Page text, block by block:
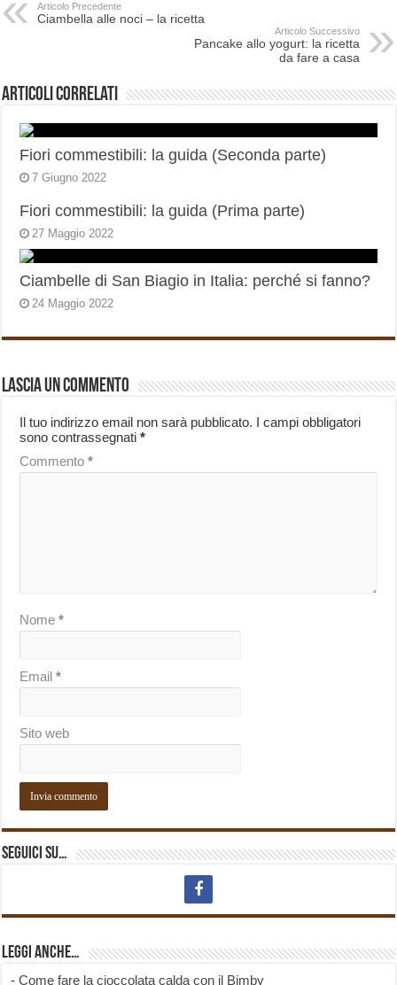
Articolo Precedente
Ciambella alle noci – la ricetta
Articolo Successivo
Pancake allo yogurt: la ricetta
da fare a casa
Articoli correlati
Fiori commestibili: la guida (Seconda parte)
7 Giugno 2022
Fiori commestibili: la guida (Prima parte)
27 Maggio 2022
Ciambelle di San Biagio in Italia: perché si fanno?
24 Maggio 2022
Lascia un commento
Il tuo indirizzo email non sarà pubblicato. I campi obbligatori
sono contrassegnati*
Commento*
Nome*
Email*
Sito web
Seguici su…
Leggi anche…
-Come fare la cioccolata calda con il Bimby